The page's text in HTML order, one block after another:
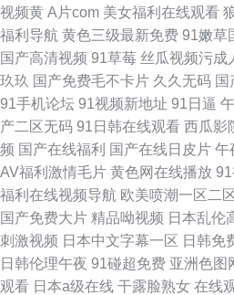
视频黄 A片com 美女福利在线观看
福利导航 黄色三级最新免费 91嫩草
国产高清视频 91草莓 丝瓜视频污成
玖玖 国产免费毛不卡片 久久无码 国
91手机论坛 91视频新地址 91日逼
产二区无码 91日韩在线观看 西瓜影
频 国产在线福利 国产在线日皮片 午
AV福利激情毛片 黄色网在线播放
福利在线视频导航 欧美喷潮一区二
国产免费大片 精品呦视频 日本乱伦
刺激视频 日本中文字幕一区 日韩免
日韩伦理午夜 91碰超免费 亚洲色图
观看 日本a级在线 干露脸熟女 在线